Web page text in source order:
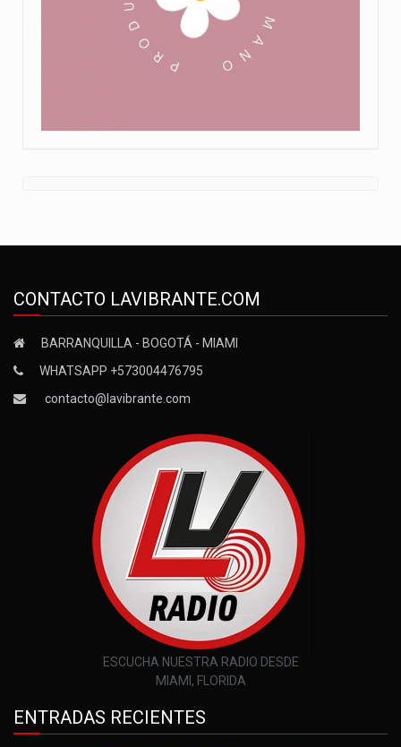
CONTACTO LAVIBRANTE.COM
BARRANQUILLA - BOGOTÁ - MIAMI
WHATSAPP +573004476795
contacto@lavibrante.com
ESCUCHA NUESTRA RADIO DESDE
MIAMI, FLORIDA
ENTRADAS RECIENTES